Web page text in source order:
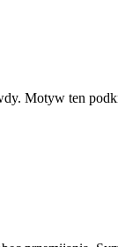
Motyw ten